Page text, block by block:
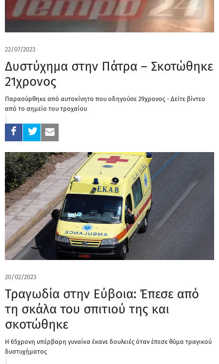
22/07/2023
Δυστύχημα στην Πάτρα – Σκοτώθηκε
21χρονος
Παρασύρθηκε από αυτοκίνητο που οδηγούσε 29χρονος - Δείτε βίντεο
από το σημείο του τροχαίου
20/02/2023
Τραγωδία στην Εύβοια: Έπεσε από
τη σκάλα του σπιτιού της και
σκοτώθηκε
Η 65χρονη υπέρβαρη γυναίκα έκανε δουλειές όταν έπεσε θύμα τραγικού
δυστυχήματος